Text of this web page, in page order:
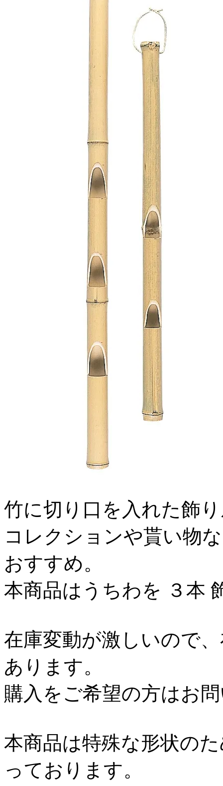
竹に切り口を入れた飾
コレクションや貰い物
おすすめ。
本商品はうちわを ３本
在庫変動が激しいので
あります。
購入をご希望の方はお
本商品は特殊な形状の
っております。